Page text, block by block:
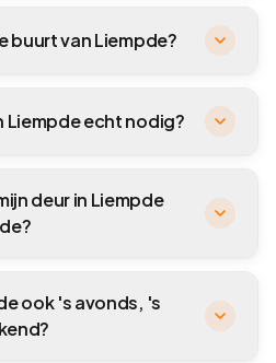
buurt van Liempde?
Liempde echt nodig?
deur in Liempde
ook 's avonds, 's